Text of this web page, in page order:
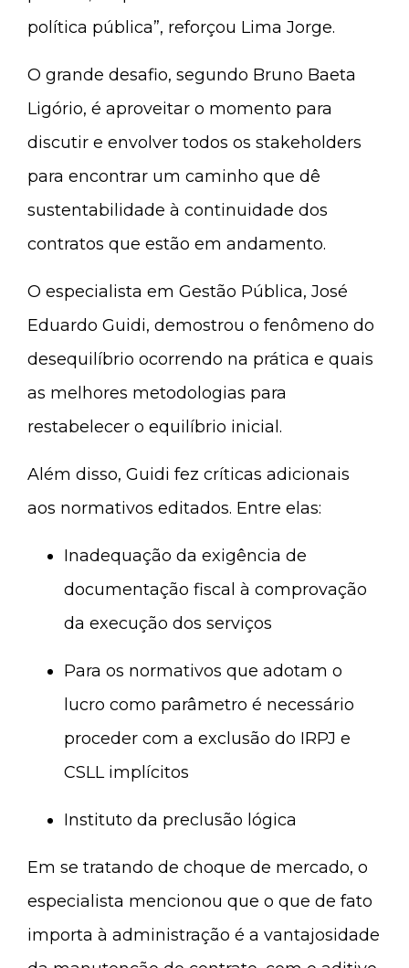
política pública”, reforçou Lima Jorge.
O grande desafio, segundo Bruno Baeta
Ligório, é aproveitar o momento para
discutir e envolver todos os stakeholders
para encontrar um caminho que dê
sustentabilidade à continuidade dos
contratos que estão em andamento.
O especialista em Gestão Pública, José
Eduardo Guidi, demostrou o fenômeno do
desequilíbrio ocorrendo na prática e quais
as melhores metodologias para
restabelecer o equilíbrio inicial.
Além disso, Guidi fez críticas adicionais
aos normativos editados. Entre elas:
Inadequação da exigência de
documentação fiscal à comprovação
da execução dos serviços
Para os normativos que adotam o
lucro como parâmetro é necessário
proceder com a exclusão do IRPJ e
CSLL implícitos
Instituto da preclusão lógica
Em se tratando de choque de mercado, o
especialista mencionou que o que de fato
importa à administração é a vantajosidade